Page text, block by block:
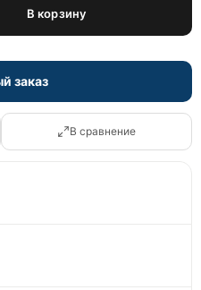
В корзину
заказ
В сравнение